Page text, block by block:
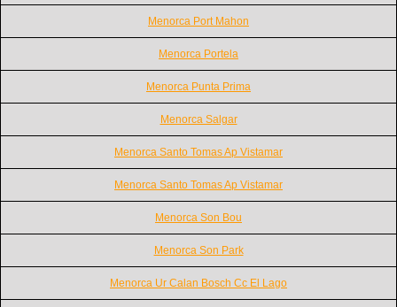
Menorca Port Mahon
Menorca Portela
Menorca Punta Prima
Menorca Salgar
Menorca Santo Tomas Ap Vistamar
Menorca Santo Tomas Ap Vistamar
Menorca Son Bou
Menorca Son Park
Menorca Ur Calan Bosch Cc El Lago